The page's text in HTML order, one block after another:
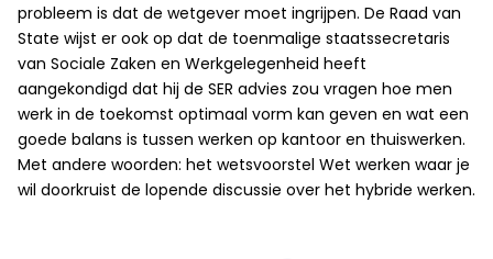
probleem is dat de wetgever moet ingrijpen. De Raad van
State wijst er ook op dat de toenmalige staatssecretaris
van Sociale Zaken en Werkgelegenheid heeft
aangekondigd dat hij de SER advies zou vragen hoe men
werk in de toekomst optimaal vorm kan geven en wat een
goede balans is tussen werken op kantoor en thuiswerken.
Met andere woorden: het wetsvoorstel Wet werken waar je
wil doorkruist de lopende discussie over het hybride werken.